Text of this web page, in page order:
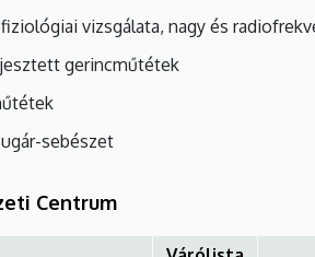
vizsgálata, nagy és
gerincműtétek
sebészet
Centrum